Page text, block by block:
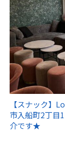
【スナック】
市入船町2丁目
介です★